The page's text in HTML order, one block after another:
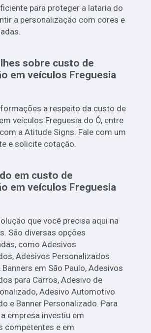
para proteger a lataria do
a personalização com cores e
sobre custo de
em veículos Freguesia
a respeito da custo de
veículos Freguesia do Ó, entre
a Atitude Signs. Fale com um
e solicite cotação.
em custo de
em veículos Freguesia
que você precisa aqui na
São diversas opções
como Adesivos
Adesivos Personalizados
Banners em São Paulo, Adesivos
para Carros, Adesivo de
Adesivo Automotivo
e Banner Personalizado. Para
empresa investiu em
competentes e em